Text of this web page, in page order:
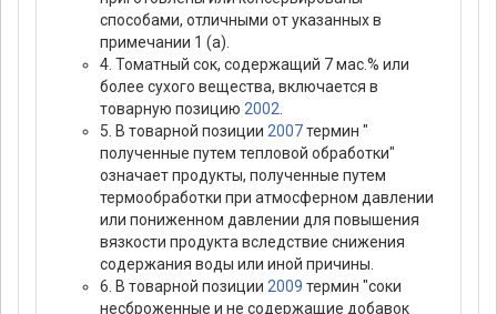
способами, отличными от указанных в
примечании 1 (а).
4. Томатный сок, содержащий 7 мас.% или
более сухого вещества, включается в
товарную позицию 2002
5. В товарной позиции 2007термин "
полученные путем тепловой обработки"
означает продукты, полученные путем
термообработки при атмосферном давлении
или пониженном давлении для повышения
вязкости продукта вследствие снижения
содержания воды или иной причины.
6. В товарной позиции 2009 термин "соки
несброженные и не содержащие добавок